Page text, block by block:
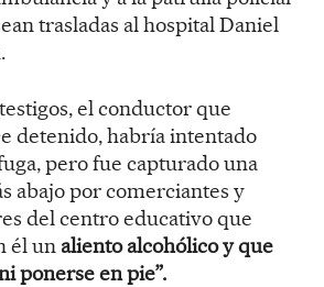
trasladas al hospital Daniel
el conductor que
detenido, habría intentado
pero fue capturado una
abajo por comerciantes y
del centro educativo que
él un aliento alcohólico y que
ponerse en pie”.